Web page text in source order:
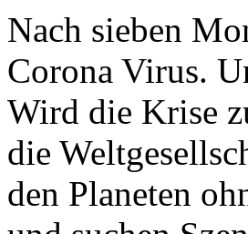
Nach sieben
Corona Virus.
Wird die Krise
die
den Planeten